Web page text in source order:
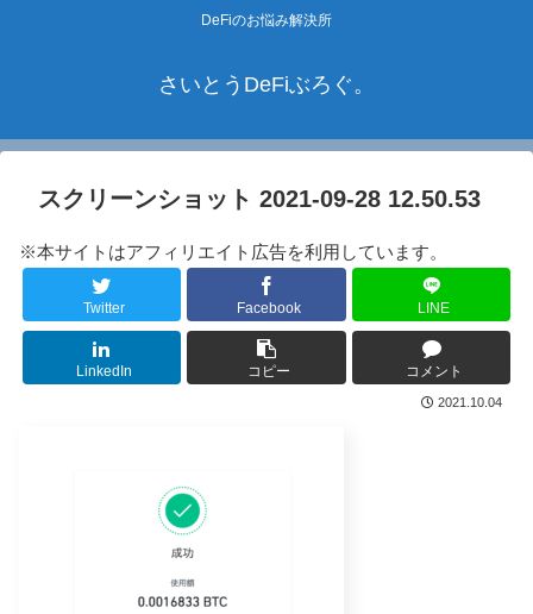
DeFiのお悩み解決所
さいとうDeFiぶろぐ。
スクリーンショット 2021-09-28 12.50.53
※本サイトはアフィリエイト広告を利用しています。
Twitter Facebook LINE
LinkedIn コピー コメント
2021.10.04